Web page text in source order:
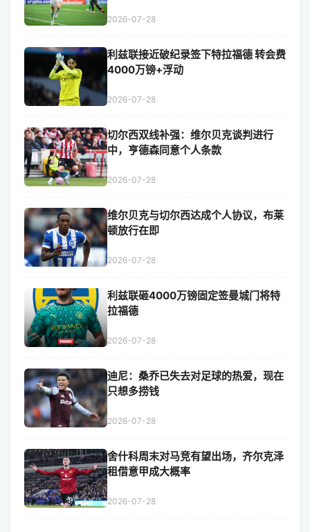
2026-07-28
利兹联接近破纪录签下特拉福德 转会费
4000万镑+浮动
2026-07-28
切尔西双线补强：维尔贝克谈判进行
中，亨德森同意个人条款
2026-07-28
维尔贝克与切尔西达成个人协议，布莱
顿放行在即
2026-07-28
利兹联砸4000万镑固定签曼城门将特
拉福德
2026-07-28
迪尼：桑乔已失去对足球的热爱，现在
只想多捞钱
2026-07-28
舍什科周末对马竞有望出场，齐尔克泽
租借意甲成大概率
2026-07-28